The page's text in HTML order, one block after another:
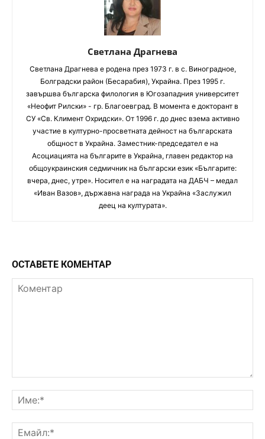
Светлана Драгнева
Светлана Драгнева е родена през 1973 г. в с. Виноградное,
Болградски район (Бесарабия), Украйна. През 1995 г.
завършва българска филология в Югозападния университет
«Неофит Рилски» - гр. Благоевград. В момента е докторант в
СУ «Св. Климент Охридски». От 1996 г. до днес взема активно
участие в културно-просветната дейност на българската
общност в Украйна. Заместник-председател е на
Асоциацията на българите в Украйна, главен редактор на
общоукраинския седмичник на български език «Българите:
вчера, днес, утре». Носител е на наградата на ДАБЧ – медал
«Иван Вазов», държавна награда на Украйна «Заслужил
деец на културата».
ОСТАВЕТЕ КОМЕНТАР